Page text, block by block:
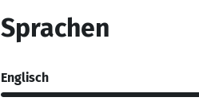
Sprachen
Englisch